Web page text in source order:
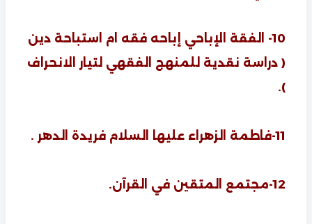
10- الفقة الإباحي إباحه فقه ام استباحة دين
( دراسة نقدية للمنهج الفقهي لتيار الانحراف
).
11-فاطمة الزهراء عليها السلام فريدة الدهر .
12-مجتمع المتقين في القرآن.